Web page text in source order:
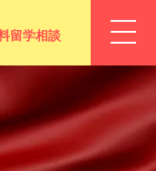
留学相談